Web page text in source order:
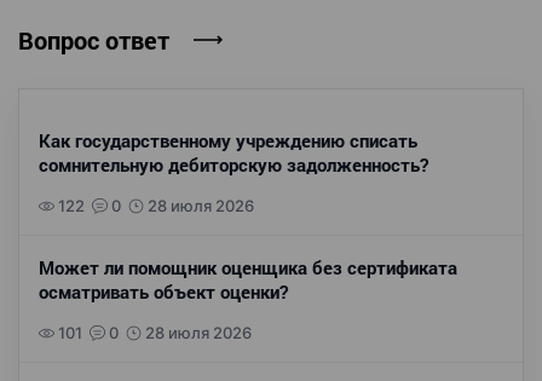
Вопрос ответ
Как государственному учреждению списать
сомнительную дебиторскую задолженность?
122 0 28 июля 2026
Может ли помощник оценщика без сертификата
осматривать объект оценки?
101 0 28 июля 2026